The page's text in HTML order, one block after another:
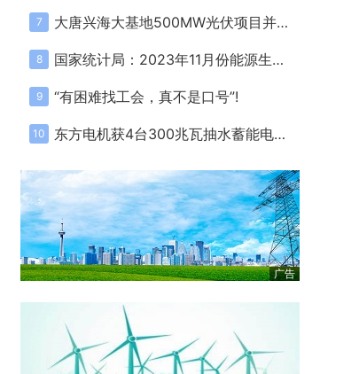
7 大唐兴海大基地500MW光伏项目并网!
8 国家统计局：2023年11月份能源生产情况!
9 “有困难找工会，真不是口号”!
10 东方电机获4台300兆瓦抽水蓄能电站机组订单!
广告